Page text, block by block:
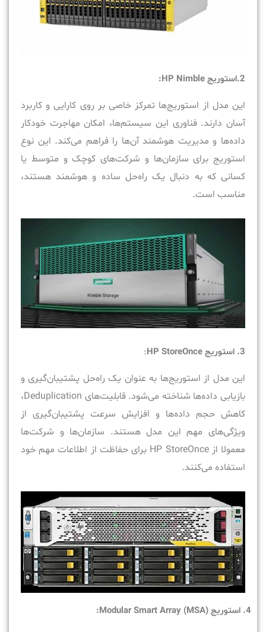
2.استوریج HP Nimble:
این مدل از استوریج‌ها تمرکز خاصی بر روی کارایی و کاربرد
آسان دارند. فناوری این سیستم‌ها، امکان مهاجرت خودکار
داده‌ها و مدیریت هوشمند آن‌ها را فراهم می‌کند. این نوع
استوریج برای سازمان‌ها و شرکت‌های کوچک و متوسط یا
کسانی که به دنبال یک راه‌حل ساده و هوشمند هستند،
مناسب است.
3. استوریج HP StoreOnce
:
این مدل از استوریج‌ها به عنوان یک راه‌حل پشتیبان‌گیری و
بازیابی داده‌ها شناخته می‌شود. قابلیت‌های Deduplication،
کاهش حجم داده‌ها و افزایش سرعت پشتیبان‌گیری از
ویژگی‌های مهم این مدل هستند. سازمان‌ها و شرکت‌ها
معمولا از HP StoreOnce برای حفاظت از اطلاعات مهم خود
استفاده می‌کنند.
4. استوریج (MSA) Modular Smart Array
: